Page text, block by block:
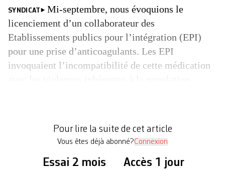
SYNDICAT
Mi-septembre, nous évoquions le
licenciement d’un collaborateur des
Etablissements publics pour l’intégration (EPI)
pour une prise d’anticoagulants. Les EPI
invoquaient l’incompatibilité de cette médication
Pour lire la suite de cet article
Vous êtes déjà abonné?Connexion
Essai 2 mois Accès 1 jour